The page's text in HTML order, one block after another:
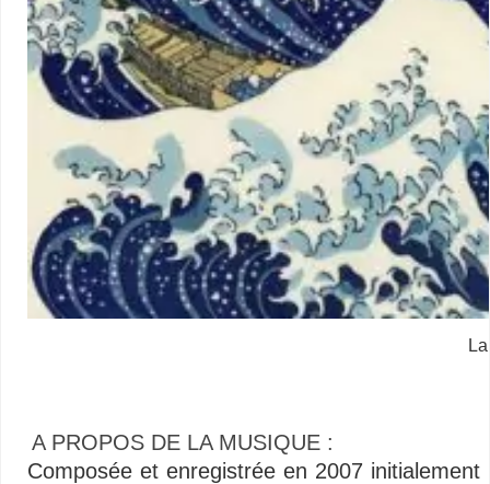
A PROPOS DE LA MUSIQUE :
Composée et enregistrée en 2007